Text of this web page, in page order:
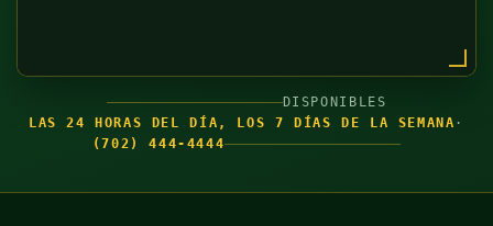
DISPONIBLES
LAS 24 HORAS DEL DÍA, LOS 7 DÍAS DE LA SEMANA ·
(702) 444-4444